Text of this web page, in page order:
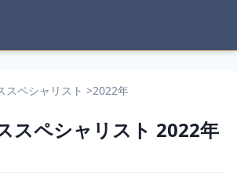
スペシャリスト >2022年
スペシャリスト 2022年